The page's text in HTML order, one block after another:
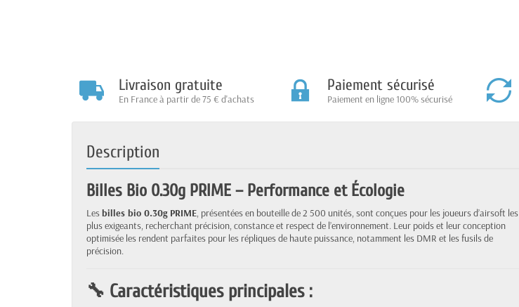
Livraison gratuite
En France à partir de 75 € d'achats
Paiement sécurisé
Paiement en ligne 100% sécurisé
Description
Billes Bio 0.30g PRIME – Performance et Écologie
Lesbilles bio 0.30g PRIME, présentées en bouteille de 2 500 unités, sont conçues pour les joueurs d’airsoft les
plus exigeants, recherchant précision, constance et respect de l’environnement. Leur poids et leur conception
optimisée les rendent parfaites pour les répliques de haute puissance, notamment les DMR et les fusils de
précision.
🔧 Caractéristiques principales :